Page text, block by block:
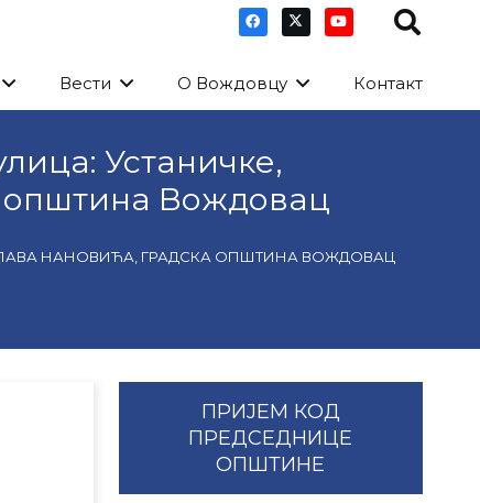
Вести О Вождовцу Контакт
Устаничке,
општина Вождовац
НАНОВИЋА, ГРАДСКА ОПШТИНА ВОЖДОВАЦ
ПРИЈЕМ КОД
ПРЕДСЕДНИЦЕ
ОПШТИНЕ